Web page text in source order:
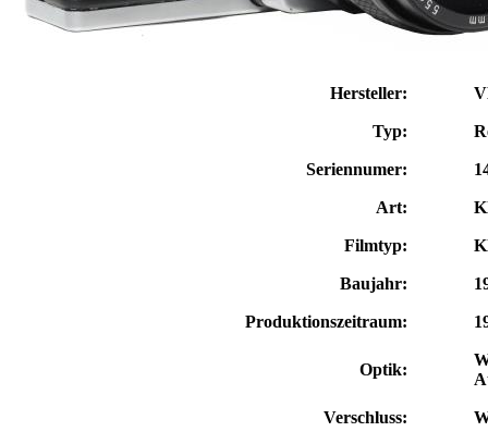
Hersteller:
Typ:
Seriennumer:
Art:
Filmtyp:
Baujahr:
Produktionszeitraum:
Optik:
Verschluss: